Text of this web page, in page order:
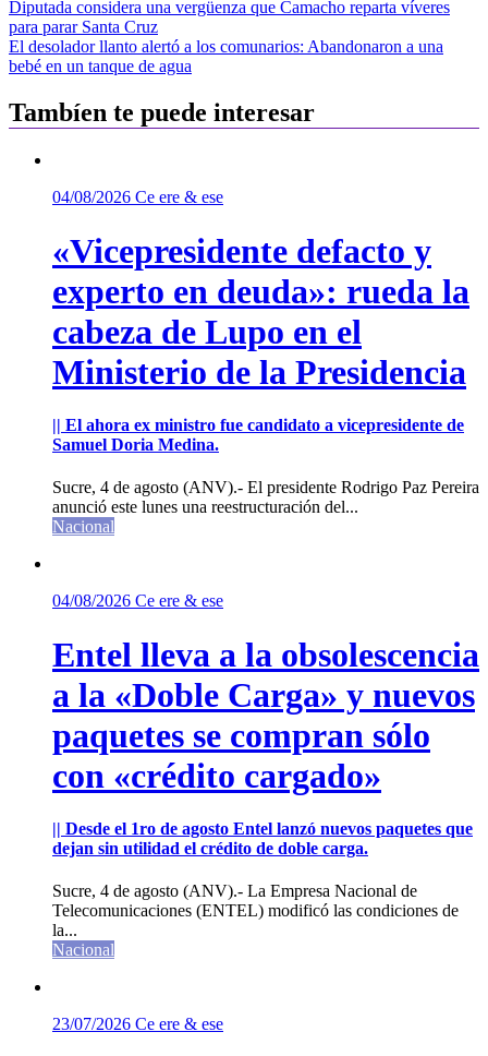
Navegación
de
entradas
Diputada considera una vergüenza que Camacho reparta víveres
para parar Santa Cruz
El desolador llanto alertó a los comunarios: Abandonaron a una
bebé en un tanque de agua
Tambíen te puede interesar
04/08/2026 Ce ere & ese
«Vicepresidente defacto y
experto en deuda»: rueda la
cabeza de Lupo en el
Ministerio de la Presidencia
|| El ahora ex ministro fue candidato a vicepresidente de
Samuel Doria Medina.
Sucre, 4 de agosto (ANV).- El presidente Rodrigo Paz Pereira
anunció este lunes una reestructuración del...
Nacional
04/08/2026 Ce ere & ese
Entel lleva a la obsolescencia
a la «Doble Carga» y nuevos
paquetes se compran sólo
con «crédito cargado»
|| Desde el 1ro de agosto Entel lanzó nuevos paquetes que
dejan sin utilidad el crédito de doble carga.
Sucre, 4 de agosto (ANV).- La Empresa Nacional de
Telecomunicaciones (ENTEL) modificó las condiciones de
la...
Nacional
23/07/2026 Ce ere & ese